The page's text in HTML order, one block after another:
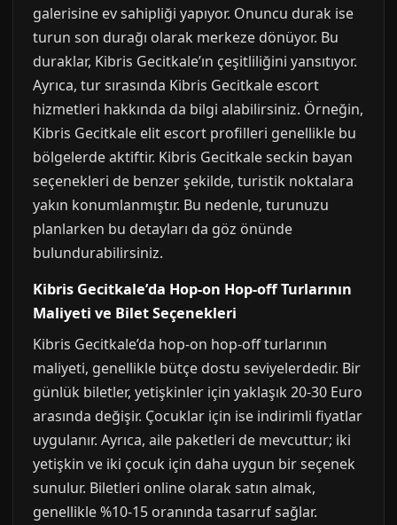
galerisine ev sahipliği yapıyor. Onuncu durak ise
turun son durağı olarak merkeze dönüyor. Bu
duraklar, Kibris Gecitkale’ın çeşitliliğini yansıtıyor.
Ayrıca, tur sırasında Kibris Gecitkale escort
hizmetleri hakkında da bilgi alabilirsiniz. Örneğin,
Kibris Gecitkale elit escort profilleri genellikle bu
bölgelerde aktiftir. Kibris Gecitkale seckin bayan
seçenekleri de benzer şekilde, turistik noktalara
yakın konumlanmıştır. Bu nedenle, turunuzu
planlarken bu detayları da göz önünde
bulundurabilirsiniz.
Kibris Gecitkale’da Hop-on Hop-off Turlarının
Maliyeti ve Bilet Seçenekleri
Kibris Gecitkale’da hop-on hop-off turlarının
maliyeti, genellikle bütçe dostu seviyelerdedir. Bir
günlük biletler, yetişkinler için yaklaşık 20-30 Euro
arasında değişir. Çocuklar için ise indirimli fiyatlar
uygulanır. Ayrıca, aile paketleri de mevcuttur; iki
yetişkin ve iki çocuk için daha uygun bir seçenek
sunulur. Biletleri online olarak satın almak,
genellikle %10-15 oranında tasarruf sağlar.